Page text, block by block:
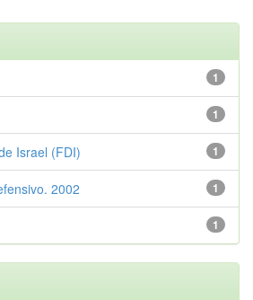
1
1
1
Israel (FDI)
1
2002
1